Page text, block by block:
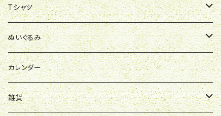
Tシャツ
ポロシャツ
スウェット
ぬいぐるみ
お洋服
カレンダー
雑貨